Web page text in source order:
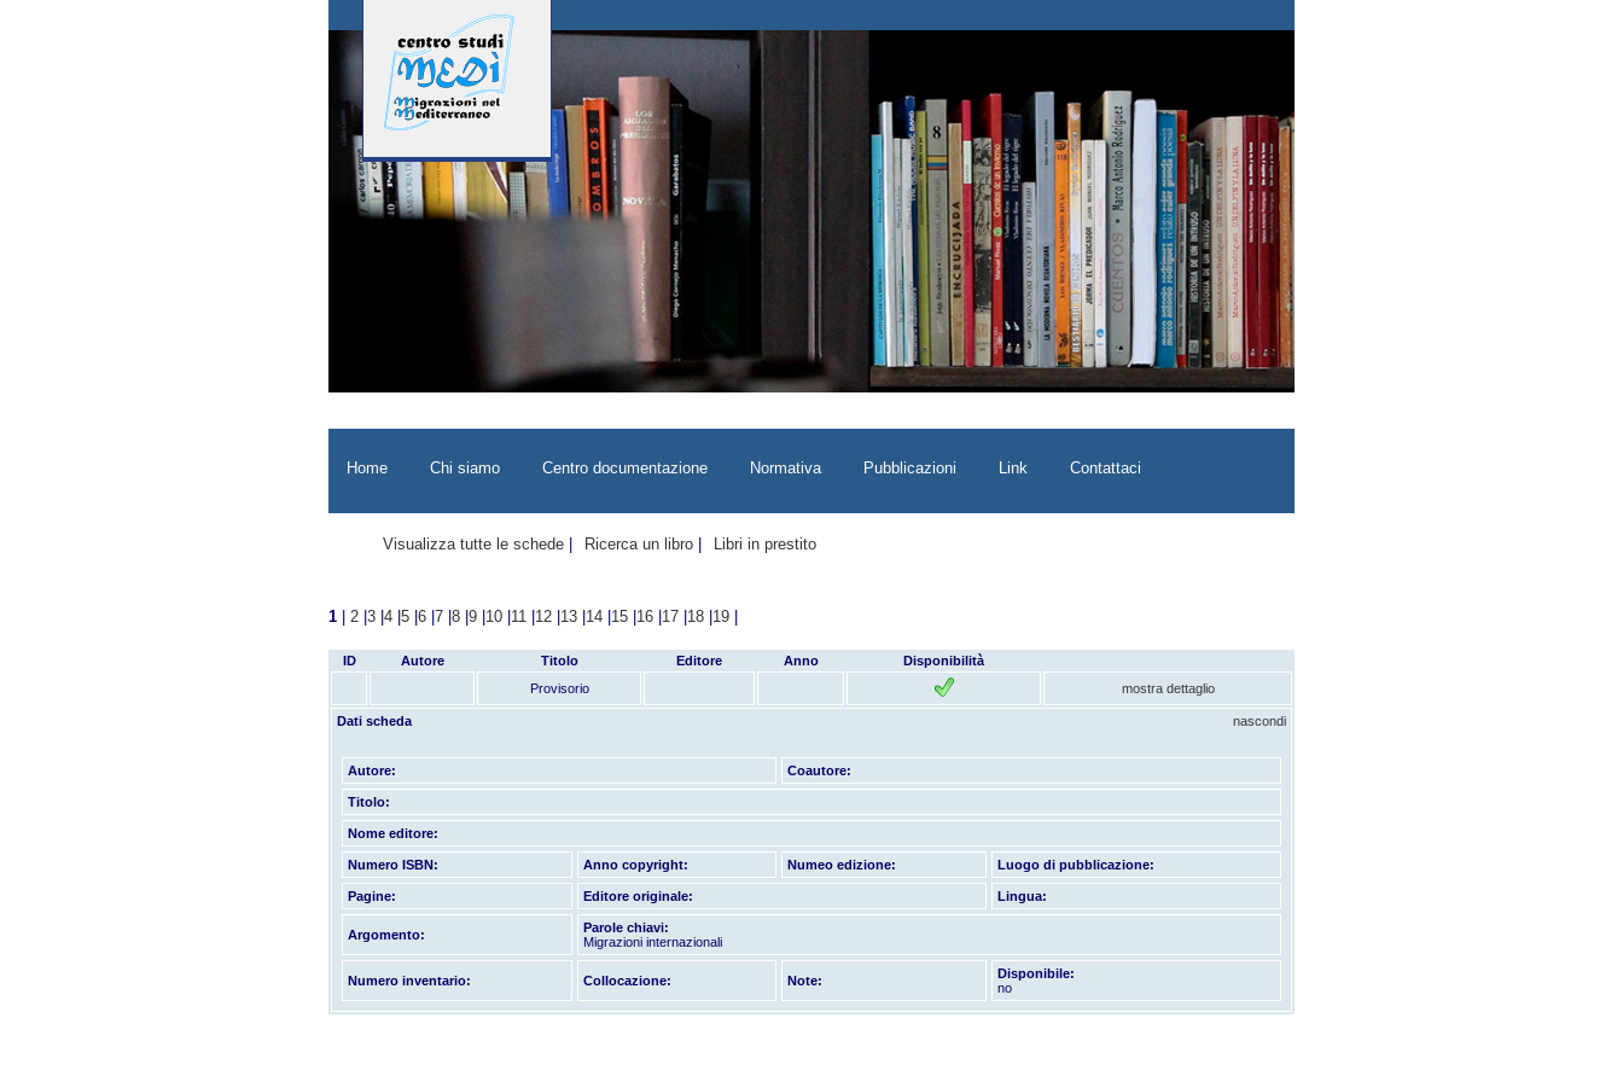
Home Chi siamo Centro documentazione Normativa Pubblicazioni Link Contattaci
Visualizza tutte le schede Ricerca un libro Libri in prestito
1 2 3 4 5 6 7 8 9 10 11 12 13 14 15 16 17 18 19
ID Autore Titolo Editore Anno
Disponibilità
Provisorio
mostra dettaglio
Dati scheda nascondi
Autore: Coautore:
Titolo:
Nome editore:
Numero ISBN: Anno copyright: Numeo edizione: Luogo di pubblicazione:
Pagine: Editore originale: Lingua:
Argomento:
Parole chiavi:
Migrazioni internazionali
Numero inventario: Collocazione: Note:
Disponibile:
no